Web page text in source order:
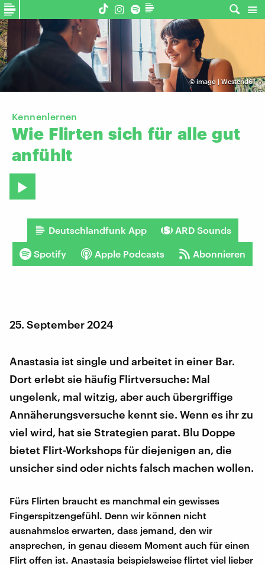
© imago | Westend61
Kennenlernen
Wie Flirten sich für alle gut
anfühlt
Deutschlandfunk App ARD Sounds
Spotify Apple Podcasts Abonnieren
25. September 2024
Anastasia ist single und arbeitet in einer Bar.
Dort erlebt sie häufig Flirtversuche: Mal
ungelenk, mal witzig, aber auch übergriffige
Annäherungsversuche kennt sie. Wenn es ihr zu
viel wird, hat sie Strategien parat. Blu Doppe
bietet Flirt-Workshops für diejenigen an, die
unsicher sind oder nichts falsch machen wollen.
Fürs Flirten braucht es manchmal ein gewisses
Fingerspitzengefühl. Denn wir können nicht
ausnahmslos erwarten, dass jemand, den wir
ansprechen, in genau diesem Moment auch für einen
Flirt offen ist. Anastasia beispielsweise flirtet viel lieber